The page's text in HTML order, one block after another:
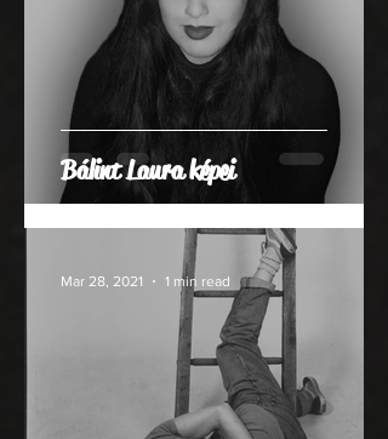
Bálint Laura képei
Mar 28, 2021 1 min read